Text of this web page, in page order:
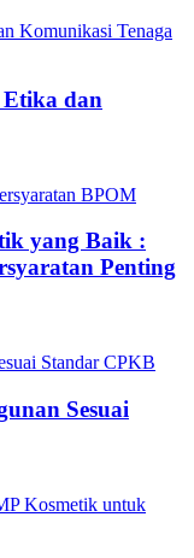
Etika dan
yang Baik :
Penting
Sesuai